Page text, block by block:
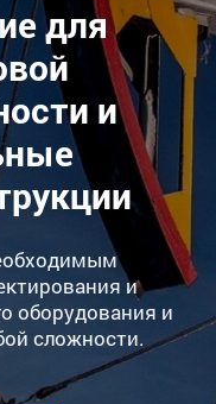
для
и
и
оборудования и
сложности.